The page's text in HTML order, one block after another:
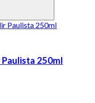
Paulista 250ml